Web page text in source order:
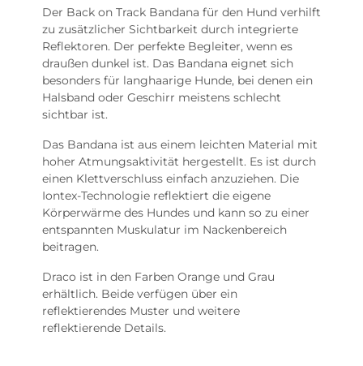
Der Back on Track Bandana für den Hund verhilft
zu zusätzlicher Sichtbarkeit durch integrierte
Reflektoren. Der perfekte Begleiter, wenn es
draußen dunkel ist. Das Bandana eignet sich
besonders für langhaarige Hunde, bei denen ein
Halsband oder Geschirr meistens schlecht
sichtbar ist.
Das Bandana ist aus einem leichten Material mit
hoher Atmungsaktivität hergestellt. Es ist durch
einen Klettverschluss einfach anzuziehen. Die
Iontex-Technologie reflektiert die eigene
Körperwärme des Hundes und kann so zu einer
entspannten Muskulatur im Nackenbereich
beitragen.
Draco ist in den Farben Orange und Grau
erhältlich. Beide verfügen über ein
reflektierendes Muster und weitere
reflektierende Details.